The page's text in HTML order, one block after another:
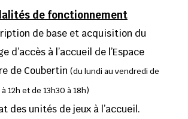
de fonctionnement
de base et acquisition du
d’accès à l’accueil de l’Espace
de Coubertin (du lundi au vendredi de
12h et de 13h30 à 18h)
des unités de jeux à l’accueil.